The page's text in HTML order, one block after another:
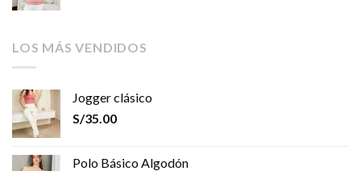
LOS MÁS VENDIDOS
Jogger clásico
S/35.00
Polo Básico Algodón